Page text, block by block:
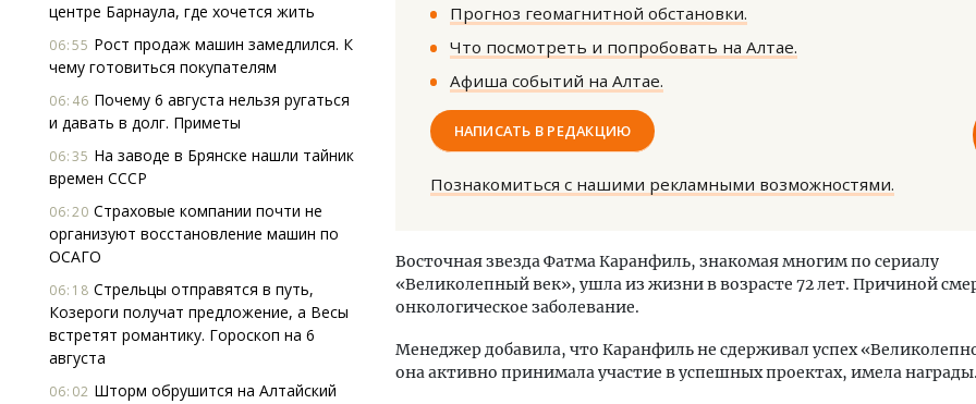
центре Барнаула, где хочется жить
06:55 Рост продаж машин замедлился. К
чему готовиться покупателям
06:46 Почему 6 августа нельзя ругаться
и давать в долг. Приметы
06:35 На заводе в Брянске нашли тайник
времен СССР
06:20 Страховые компании почти не
организуют восстановление машин по
ОСАГО
06:18 Стрельцы отправятся в путь,
Козероги получат предложение, а Весы
встретят романтику. Гороскоп на 6
августа
06:02 Шторм обрушится на Алтайский
Прогноз геомагнитной обстановки.
Что посмотреть и попробовать на Алтае.
Афиша событий на Алтае.
НАПИСАТЬ В РЕДАКЦИЮ
Познакомиться с нашими рекламными возможностями.
Восточная звезда Фатма Каранфиль, знакомая многим по сериалу
«Великолепный век», ушла из жизни в возрасте 72 лет. Причиной
онкологическое заболевание.
Менеджер добавила, что Каранфиль не сдерживал успех
она активно принимала участие в успешных проектах, имела награды.
Тихая гавань для инвестиций. Рынок
ИЖС Алтайского края замедлился, но
«Мы видим живой
Руководитель газовой
об итогах пяти лет
вакансиях и подготовке